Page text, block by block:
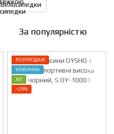
Велосипедки
За популярністю
РОЗПРОДАЖ
НОВИНКА
ХІТ
−29%